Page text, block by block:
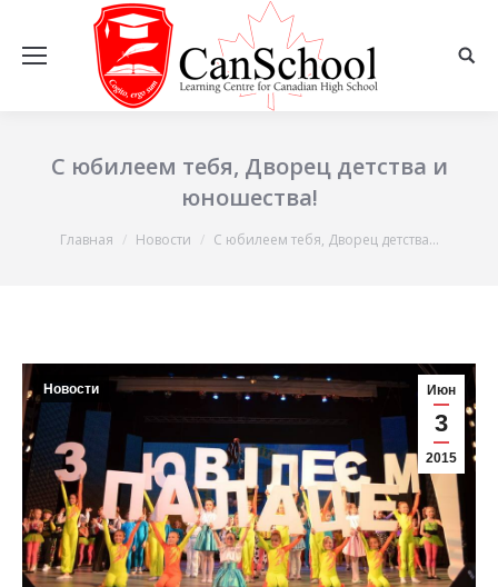
С юбилеем тебя, Дворец детства и
юношества!
Вы здесь:
Главная Новости С юбилеем тебя, Дворец детства…
Июн
3
2015
Новости